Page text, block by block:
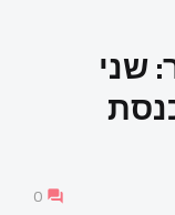
שני
0